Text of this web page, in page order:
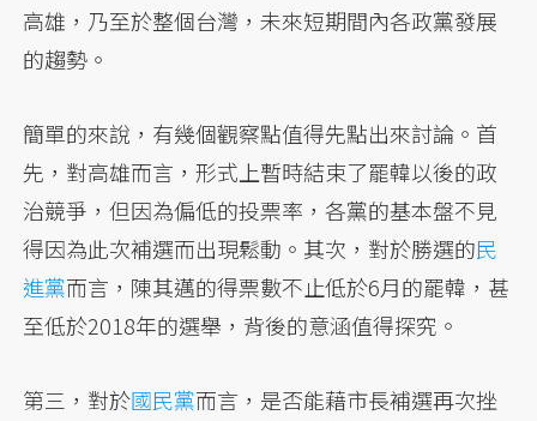
高雄，乃至於整個台灣，未來短期間內各政黨發展
的趨勢。
簡單的來說，有幾個觀察點值得先點出來討論。首
先，對高雄而言，形式上暫時結束了罷韓以後的政
治競爭，但因為偏低的投票率，各黨的基本盤不見
得因為此次補選而出現鬆動。其次，對於勝選的民
進黨而言，陳其邁的得票數不止低於6月的罷韓，甚
至低於2018年的選舉，背後的意涵值得探究。
第三，對於國民黨而言，是否能藉市長補選再次挫